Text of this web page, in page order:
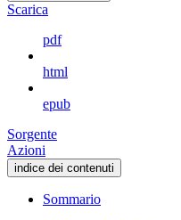
Scarica
pdf
html
epub
Sorgente
Azioni
indice dei contenuti
Sommario